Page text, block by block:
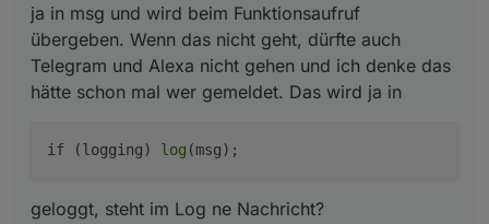
ja in msg und wird beim Funktionsaufruf
übergeben. Wenn das nicht geht, dürfte auch
Telegram und Alexa nicht gehen und ich denke das
hätte schon mal wer gemeldet. Das wird ja in
if (logging) log
geloggt, steht im Log ne Nachricht?